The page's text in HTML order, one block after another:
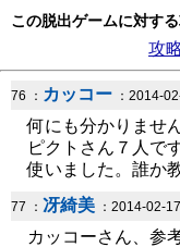
この脱出ゲームに対す
攻
76 ： カッコー ：2014-
何にも分かりませ
ピクトさん７人で
使いました。誰か
77 ： 冴綺美 ：2014-02-
カッコーさん、参